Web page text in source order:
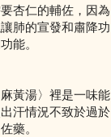
杏仁的輔佐，因為
肺的宣發和肅降功
能。
黃湯〉裡是一味能
汗情況不致於過於
藥。